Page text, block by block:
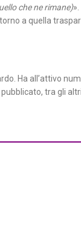
che ne rimane)
a quella
Ha all’attivo
tra gli